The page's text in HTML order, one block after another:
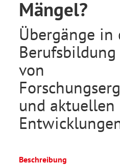
Mängel?
Übergänge in
von
und aktuellen
Beschreibung